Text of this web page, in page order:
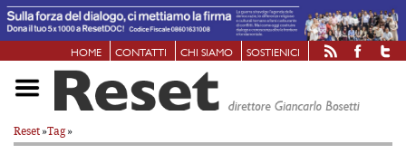
HOME CONTATTI CHI SIAMO SOSTIENICI
Reset»Tag»